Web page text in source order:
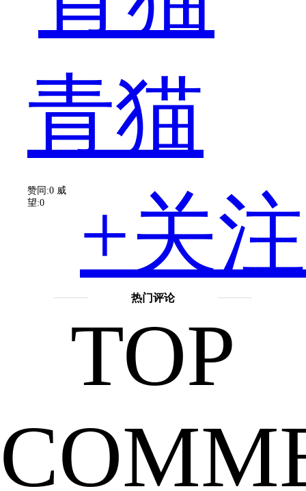
部
的
诗
歌，
青猫
+关注
赞同:0 威
望:0
热门评论
TOP